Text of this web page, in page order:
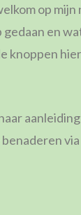
op
gedaan en
knoppen